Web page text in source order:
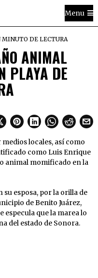
Menu
MINUTO DE LECTURA
ANIMAL
PLAYA DE
locales, así como
como Luis Enrique
animal momificado en la
su esposa, por la orilla de
de Benito Juárez,
especula que la marea lo
del estado de Sonora.